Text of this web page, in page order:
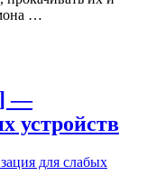
…
—
устройств